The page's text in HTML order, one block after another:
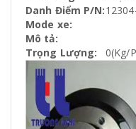
Danh Điểm P/N:
Mode xe:
Mô tả:
Trọng Lượng:
0(Kg/